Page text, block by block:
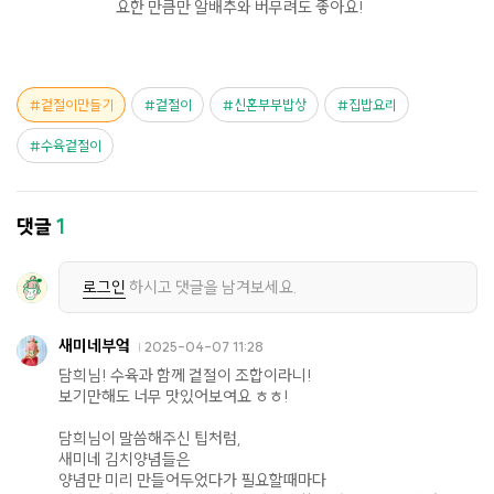
요한 만큼만 알배추와 버무려도 좋아요!
겉절이만들기 겉절이 신혼부부밥상 집밥요리
수육겉절이
댓글1
로그인 하시고 댓글을 남겨보세요.
새미네부엌 2025-04-07 11:28
담희님! 수육과 함께 겉절이 조합이라니!
보기만해도 너무 맛있어보여요 ㅎㅎ!
담희님이 말씀해주신 팁처럼,
새미네 김치양념들은
양념만 미리 만들어두었다가 필요할때마다